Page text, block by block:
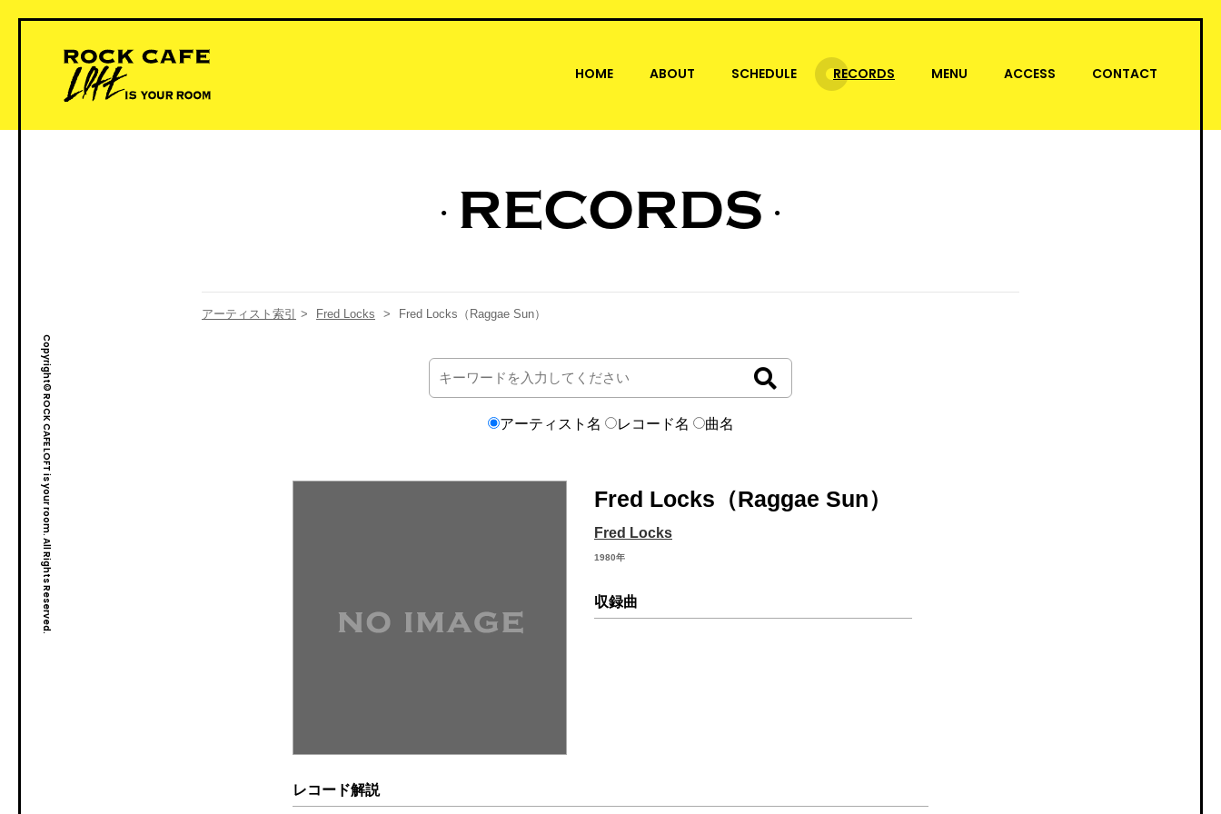
Copyright© ROCK CAFE LOFT is your room. All Rights Reserved.
HOME ABOUT SCHEDULE RECORDS MENU ACCESS CONTACT
RECORDS
アーティスト索引 > Fred Locks > Fred Locks（Raggae Sun）
アーティスト名 レコード名 曲名
Fred Locks（Raggae Sun）
Fred Locks
1980年
収録曲
レコード解説